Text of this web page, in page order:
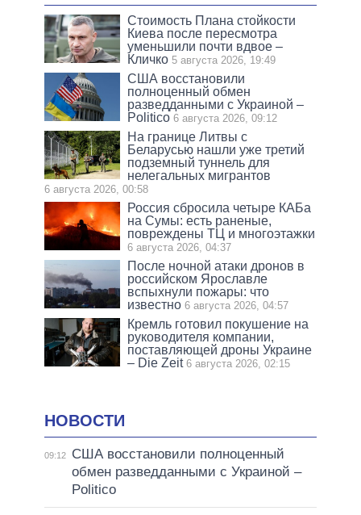
Стоимость Плана стойкости
Киева после пересмотра
уменьшили почти вдвое –
Кличко 5 августа 2026, 19:49
США восстановили
полноценный обмен
разведданными с Украиной –
Politico 6 августа 2026, 09:12
На границе Литвы с
Беларусью нашли уже третий
подземный туннель для
нелегальных мигрантов
6 августа 2026, 00:58
Россия сбросила четыре КАБа
на Сумы: есть раненые,
повреждены ТЦ и многоэтажки
6 августа 2026, 04:37
После ночной атаки дронов в
российском Ярославле
вспыхнули пожары: что
известно 6 августа 2026, 04:57
Кремль готовил покушение на
руководителя компании,
поставляющей дроны Украине
– Die Zeit 6 августа 2026, 02:15
НОВОСТИ
09:12
США восстановили полноценный
обмен разведданными с Украиной –
Politico